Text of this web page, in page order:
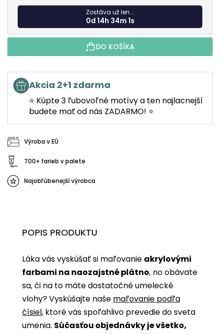
Zostáva už len...
0d 14h 34m 0s
DO KOŠÍKA
Akcia 2+1 zdarma
⭐ Kúpte 3 ľubovoľné motívy a ten najlacnejší
budete mať od nás ZADARMO! ⭐
Výroba v EÚ
700+ farieb v palete
Najobľúbenejší výrobca
POPIS PRODUKTU
Láka vás vyskúšať si maľovanie akrylovými
farbami na naozajstné plátno, no obávate
sa, či na to máte dostatočné umelecké
vlohy? Vyskúšajte naše maľovanie podľa
čísiel, ktoré vás spoľahlivo prevedie do sveta
umenia. Súčasťou objednávky je všetko,